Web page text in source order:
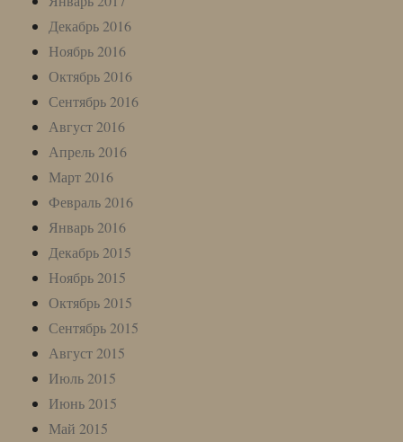
Декабрь 2016
Ноябрь 2016
Октябрь 2016
Сентябрь 2016
Август 2016
Апрель 2016
Март 2016
Февраль 2016
Январь 2016
Декабрь 2015
Ноябрь 2015
Октябрь 2015
Сентябрь 2015
Август 2015
Июль 2015
Июнь 2015
Май 2015